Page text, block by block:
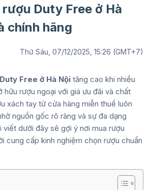
Duty Free ở Hà
chính hãng
Thứ Sáu, 07/12/2025, 15:26 (GMT+7)
Free ở Hà Nội tăng cao khi nhiều
hữu rượu ngoại với giá ưu đãi và chất
xách tay từ cửa hàng miễn thuế luôn
nguồn gốc rõ ràng và sự đa dạng
viết dưới đây sẽ gợi ý nơi mua rượu
cung cấp kinh nghiệm chọn rượu chuẩn